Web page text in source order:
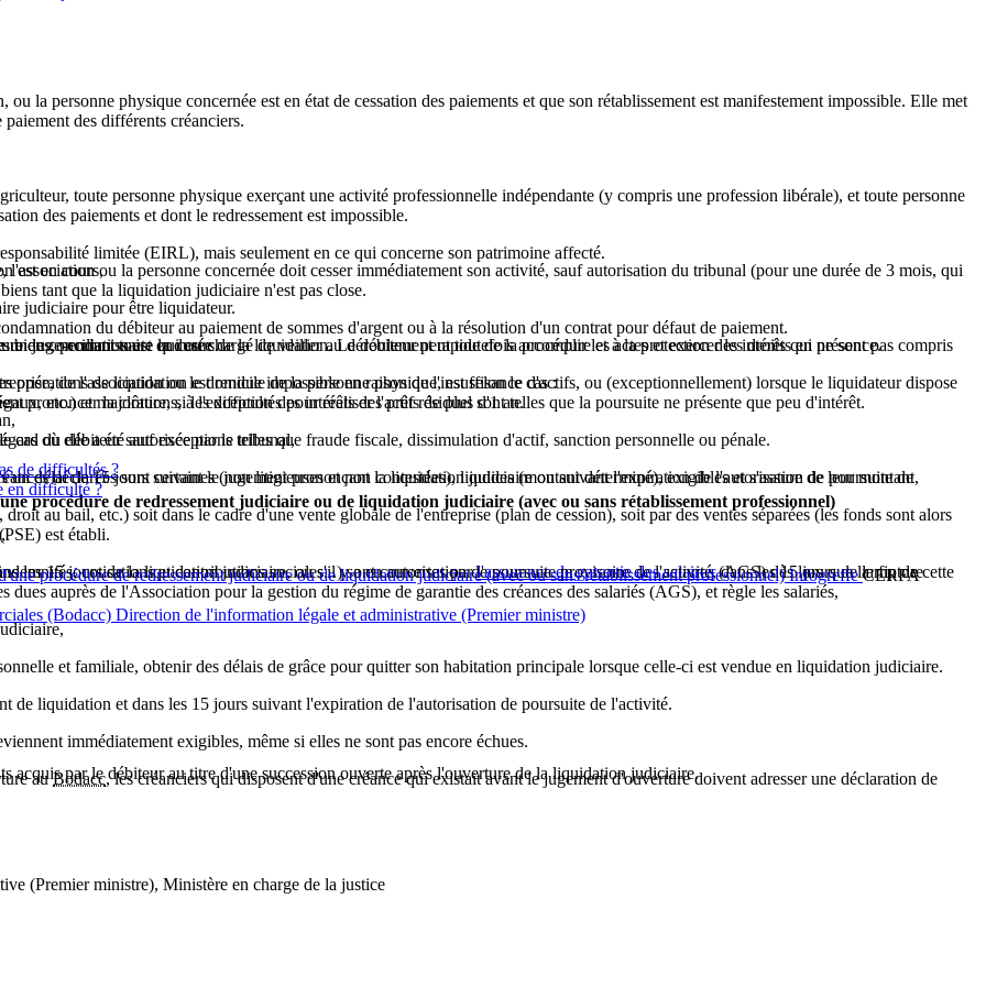
la personne physique concernée est en état de cessation des paiements et que son rétablissement est manifestement impossible. Elle met
des différents créanciers.
toute personne physique exerçant une activité professionnelle indépendante (y compris une profession libérale), et toute personne
des paiements et dont le redressement est impossible.
limitée (EIRL), mais seulement en ce qui concerne son patrimoine affecté.
est en cours,
de conciliation est en cours.
de l'association ou le domicile de la personne physique, est selon le cas :
procédure de redressement judiciaire ou de liquidation judiciaire (avec ou sans rétablissement professionnel)
ou la personne concernée doit cesser immédiatement son activité, sauf autorisation du tribunal (pour une durée de 3 mois, qui
tant que la liquidation judiciaire n'est pas close.
du débiteur au paiement de sommes d'argent ou à la résolution d'un contrat pour défaut de paiement.
etc.) et majorations, à l'exception des intérêts des prêts de plus d'1 an.
un délai de 15 jours suivant le jugement prononçant la liquidation judiciaire ou suivant l'expiration de l'autorisation de poursuite de
est établi.
cotisations et contributions sociales...) sont couvertes parl'assurance de garantie des salaires(AGS) dès lors que la rupture
de liquidation et dans les 15 jours suivant l'expiration de l'autorisation de poursuite de l'activité.
immédiatement exigibles, même si elles ne sont pas encore échues.
auBodacc, les créanciers qui disposent d'une créance qui existait avant le jugement d'ouverture doivent adresser une déclaration de
judiciaire pour être liquidateur.
biens, pendant toute la durée de la liquidation. Le débiteur peut toutefois accomplir les actes et exercer les droits qui ne sont pas compris
cas où elle a été autorisée par le tribunal,
déclarées sont certaines (non litigieuses et non contestées), liquides (montant déterminé), exigibles et s'assure de leur montant,
au bail, etc.) soit dans le cadre d'une vente globale de l'entreprise (plan de cession), soit par des ventes séparées (les fonds sont alors
les 15 jours de la liquidation judiciaire, ou s'il y a eu autorisation de poursuite provisoire de l'activité, dans les 15 jours de la fin de cette
dues auprès de l'Association pour la gestion du régime de garantie des créances des salariés (AGS), et règle les salariés,
et familiale, obtenir des délais de grâce pour quitter son habitation principale lorsque celle-ci est vendue en liquidation judiciaire.
acquis par le débiteur au titre d'une succession ouverte après l'ouverture de la liquidation judiciaire.
juge-commissaire qui est chargé de veiller au déroulement rapide de la procédure et à la protection des intérêts en présence.
de liquidation est rendue impossible en raison de l'insuffisance d'actifs, ou (exceptionnellement) lorsque le liquidateur dispose
prononcer la clôture, si les difficultés pour réaliser l'actif résiduel sont telles que la poursuite ne présente que peu d'intérêt.
du débiteur sauf exceptions telles que fraude fiscale, dissimulation d'actif, sanction personnelle ou pénale.
de difficultés ?
en difficulté ?
procédure de redressement judiciaire ou de liquidation judiciaire (avec ou sans rétablissement professionnel) InfogreffeCERFA
(Bodacc) Direction de l'information légale et administrative (Premier ministre)
(Premier ministre), Ministère en charge de la justice